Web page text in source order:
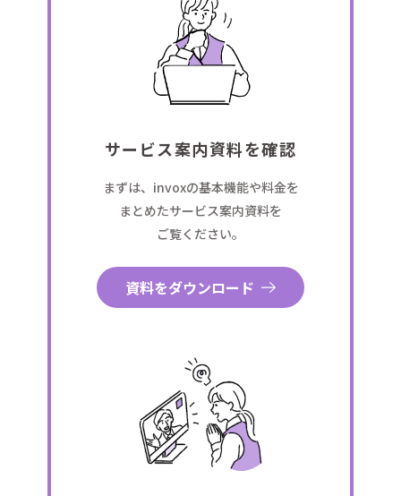
サービス案内資料を確認
まずは、invoxの基本機能や料金を
まとめたサービス案内資料を
ご覧ください。
資料をダウンロード